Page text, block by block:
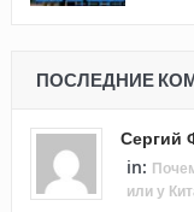
ПОСЛЕДНИЕ
Сергий
in:
или у